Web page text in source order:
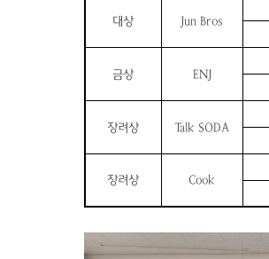
대상 Jun Bros
금상 ENJ
장려상 Talk SODA
장려상 Cook